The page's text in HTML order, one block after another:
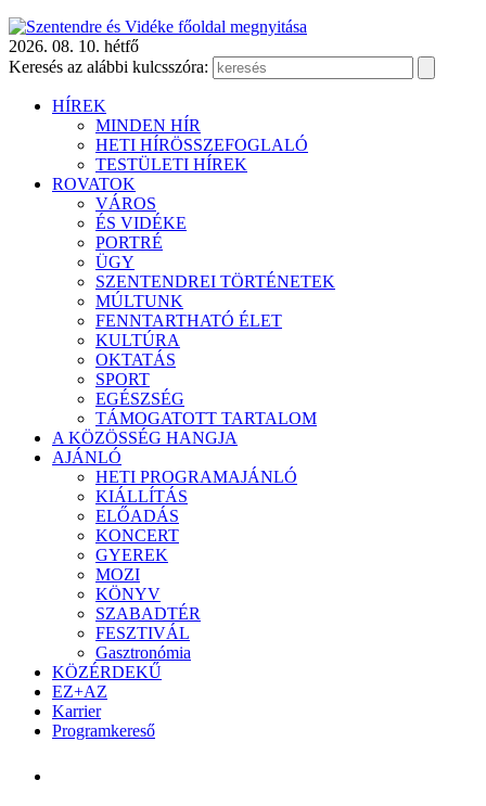
2026. 08. 10. hétfő
Keresés az alábbi kulcsszóra:
HÍREK
MINDEN HÍR
HETI HÍRÖSSZEFOGLALÓ
TESTÜLETI HÍREK
ROVATOK
VÁROS
ÉS VIDÉKE
PORTRÉ
ÜGY
SZENTENDREI TÖRTÉNETEK
MÚLTUNK
FENNTARTHATÓ ÉLET
KULTÚRA
OKTATÁS
SPORT
EGÉSZSÉG
TÁMOGATOTT TARTALOM
A KÖZÖSSÉG HANGJA
AJÁNLÓ
HETI PROGRAMAJÁNLÓ
KIÁLLÍTÁS
ELŐADÁS
KONCERT
GYEREK
MOZI
KÖNYV
SZABADTÉR
FESZTIVÁL
Gasztronómia
KÖZÉRDEKŰ
EZ+AZ
Karrier
Programkereső